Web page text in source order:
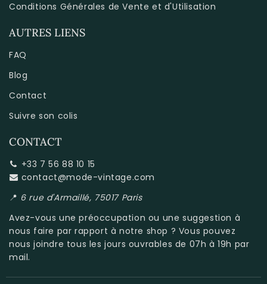
Conditions Générales de Vente et d'Utilisation
AUTRES LIENS
FAQ
Blog
Contact
Suivre son colis
CONTACT
+33 7 56 88 10 15
contact@mode-vintage.com
📍 6 rue d'Armaillé, 75017 Paris
Avez-vous une préoccupation ou une suggestion à
nous faire par rapport ànotre shop ? Vous pouvez
nous joindre tous les jours ouvrables de 07h à 19h par
mail.